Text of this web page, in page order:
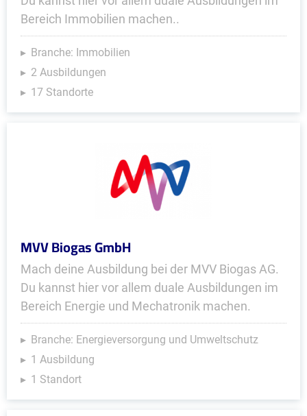
Bereich Immobilien machen..
Branche: Immobilien
2 Ausbildungen
17 Standorte
MVV Biogas GmbH
Mach deine Ausbildung bei der MVV Biogas AG.
Du kannst hier vor allem duale Ausbildungen im
Bereich Energie und Mechatronik machen.
Branche: Energieversorgung und Umweltschutz
1 Ausbildung
1 Standort